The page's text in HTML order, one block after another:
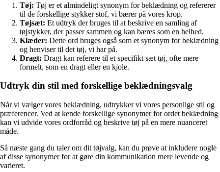
Tøj: Tøj er et almindeligt synonym for beklædning og refererer
til de forskellige stykker stof, vi bærer på vores krop.
Tøjsæt: Et udtryk der bruges til at beskrive en samling af
tøjstykker, der passer sammen og kan bæres som en helhed.
Klæder: Dette ord bruges også som et synonym for beklædning
og henviser til det tøj, vi har på.
Dragt: Dragt kan referere til et specifikt sæt tøj, ofte mere
formelt, som en dragt eller en kjole.
Udtryk din stil med forskellige beklædningsvalg
Når vi vælger vores beklædning, udtrykker vi vores personlige stil og
præferencer. Ved at kende forskellige synonymer for ordet beklædning
kan vi udvide vores ordforråd og beskrive tøj på en mere nuanceret
måde.
Så næste gang du taler om dit tøjvalg, kan du prøve at inkludere nogle
af disse synonymer for at gøre din kommunikation mere levende og
varieret.